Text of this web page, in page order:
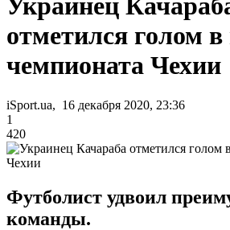
Украинец
отметился голом
чемпионата Чехии
iSport.ua, 16 декабря 2020, 23:36
1
420
Футболист удвоил
команды.